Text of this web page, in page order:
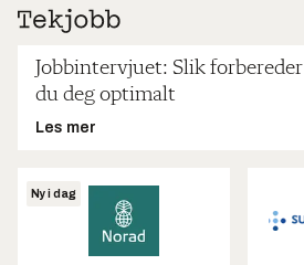
Jobbintervjuet: Slik forbereder
du deg optimalt
Les mer
Ny i dag